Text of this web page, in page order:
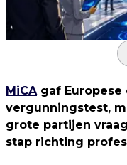
MiCAgaf Europese
vergunningstest,
grote partijen
stap richting